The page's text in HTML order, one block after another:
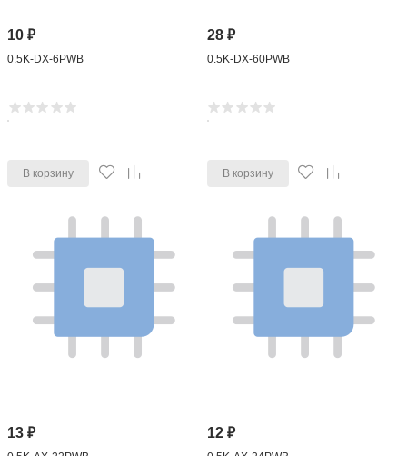
10₽
0.5K-DX-6PWB
В корзину
28 ₽
0.5K-DX-60PWB
В корзину
13₽ 12 ₽